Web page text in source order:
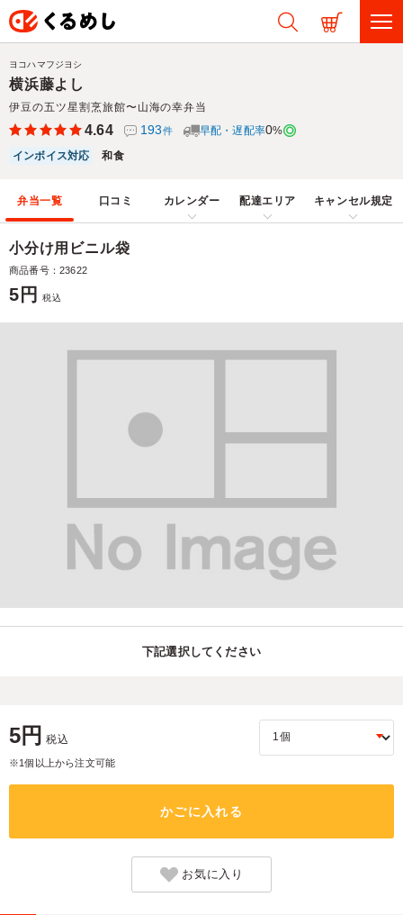
横浜藤よし
伊豆の五ツ星割烹旅館〜山海の幸弁当
ヨコハマフジヨシ
4.64 193件 早配・遅配率0%
インボイス対応
和食
弁当一覧 口コミ カレンダー 配達エリア キャンセル規定
小分け用ビニル袋
商品番号：23622
5円 税込
下記選択してください
5円 税込
※1個以上から注文可能
かごに入れる
お気に入り